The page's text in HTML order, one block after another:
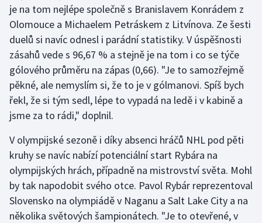
je na tom nejlépe společně s Branislavem Konrádem z
Olomouce a Michaelem Petráskem z Litvínova. Ze šesti
duelů si navíc odnesl i parádní statistiky. V úspěšnosti
zásahů vede s 96,67 % a stejně je na tom i co se týče
gólového průměru na zápas (0,66). "Je to samozřejmě
pěkné, ale nemyslím si, že to je v gólmanovi. Spíš bych
řekl, že si tým sedl, lépe to vypadá na ledě i v kabině a
jsme za to rádi," doplnil.
V olympijské sezoně i díky absenci hráčů NHL pod pěti
kruhy se navíc nabízí potenciální start Rybára na
olympijských hrách, případně na mistrovství světa. Mohl
by tak napodobit svého otce. Pavol Rybár reprezentoval
Slovensko na olympiádě v Naganu a Salt Lake City a na
několika světových šampionátech. "Je to otevřené, v